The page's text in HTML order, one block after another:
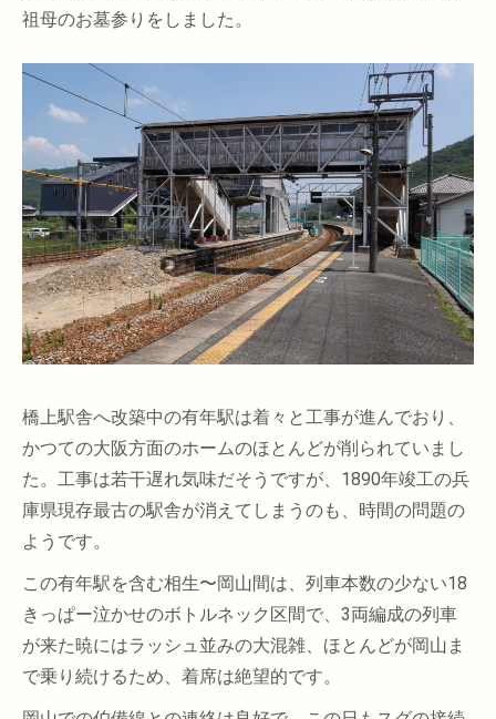
祖母のお墓参りをしました。
橋上駅舎へ改築中の有年駅は着々と工事が進んでおり、
かつての大阪方面のホームのほとんどが削られていまし
た。工事は若干遅れ気味だそうですが、1890年竣工の兵
庫県現存最古の駅舎が消えてしまうのも、時間の問題の
ようです。
この有年駅を含む相生〜岡山間は、列車本数の少ない18
きっぱー泣かせのボトルネック区間で、3両編成の列車
が来た暁にはラッシュ並みの大混雑、ほとんどが岡山ま
で乗り続けるため、着席は絶望的です。